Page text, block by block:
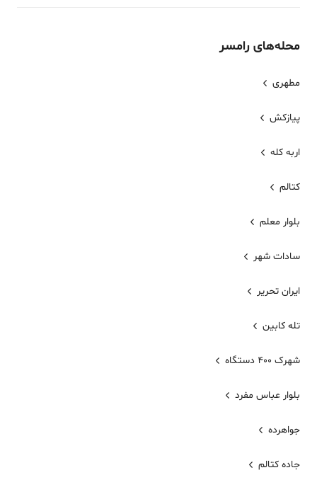
محله‌های رامسر
مطهری
پیازکش
اربه کله
کتالم
بلوار معلم
سادات شهر
ایران تحریر
تله کابین
شهرک 400 دستگاه
بلوار عباس مفرد
جواهرده
جاده کتالم